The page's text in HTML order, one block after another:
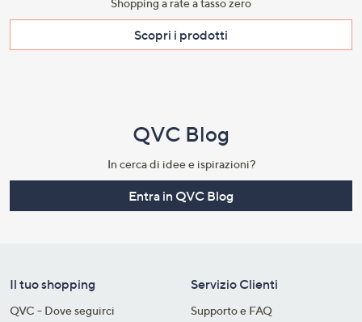
Shopping a rate a tasso zero​
Scopri i prodotti​
QVC Blog
In cerca di idee e ispirazioni?
Entra in QVC Blog
Il tuo shopping
QVC - Dove seguirci
Servizio Clienti
Supporto e FAQ